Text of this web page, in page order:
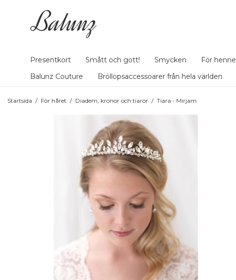
Presentkort Smått och gott! Smycken För henne
Balunz Couture
Bröllopsaccessoarer från hela världen
Startsida / För håret / Diadem, kronor och tiaror / Tiara - Mirjam